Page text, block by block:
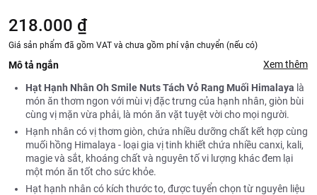
218.000 ₫
Giá sản phẩm đã gồm VAT và chưa gồm phí vận chuyển (nếu có)
Mô tả ngắn Xem thêm
Hạt Hạnh Nhân Oh Smile Nuts Tách Vỏ Rang Muối Himalaya là
món ăn thơm ngon với mùi vị đặc trưng của hạnh nhân, giòn bùi
cùng vị mặn vừa phải, là món ăn vặt tuyệt vời cho mọi người.
Hạnh nhân có vị thơm giòn, chứa nhiều dưỡng chất kết hợp cùng
muối hồng Himalaya - loại gia vị tinh khiết chứa nhiều canxi, kali,
magie và sắt, khoáng chất và nguyên tố vi lượng khác đem lại
một món ăn tốt cho sức khỏe.
Hạt hạnh nhân có kích thước to, được tuyển chọn từ nguyên liệu